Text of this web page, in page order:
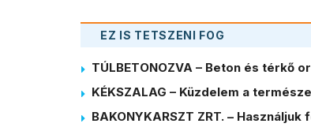
EZ IS TETSZENI FOG
TÚLBETONOZVA – Beton és térkő
KÉKSZALAG – Küzdelem a
BAKONYKARSZT ZRT. –